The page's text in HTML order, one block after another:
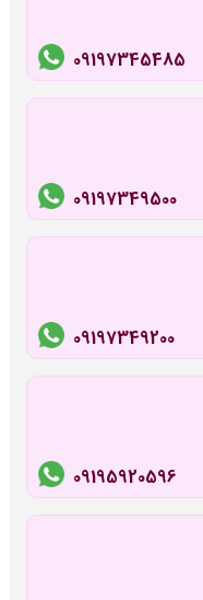
09197345485
09197349500
09197349200
09195920596